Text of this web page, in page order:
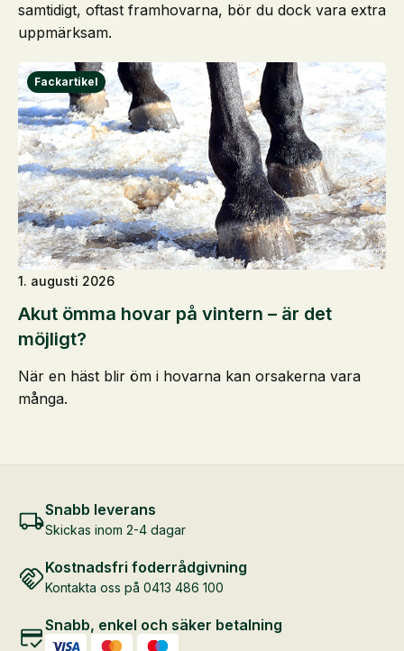
samtidigt, oftast framhovarna, bör du dock vara extra
uppmärksam.
Akut ömma hovar på vintern – är det
möjligt?
1. augusti 2026
När en häst blir öm i hovarna kan orsakerna vara
många.
Snabb leverans
Skickas inom 2-4 dagar
Kostnadsfri foderrådgivning
Kontakta oss på 0413 486 100
Snabb, enkel och säker betalning